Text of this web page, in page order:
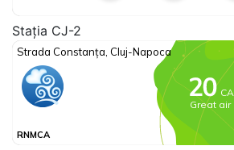
Stația CJ-2